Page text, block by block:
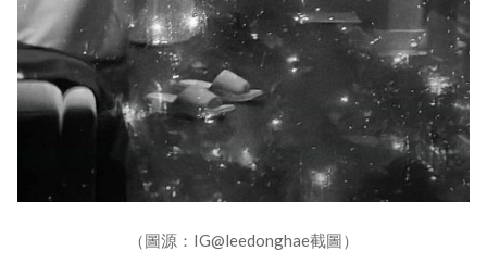
（圖源：IG@leedonghae截圖）